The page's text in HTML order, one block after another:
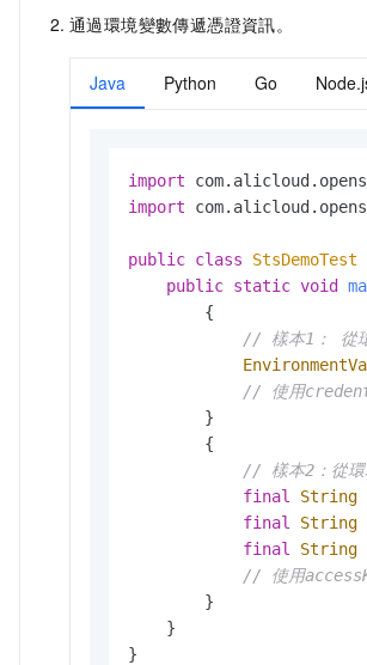
通過環境變數傳遞憑證資訊。
Java Python Go
import
import
public class StsDemoTest
public static void
        {
// 樣本1： 從環
// 使用
        }
        {
// 樣本2：從
final
String
final
String
final
String
// 使用
        }
    }
}